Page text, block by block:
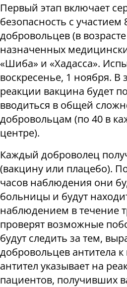
Первый этап включает
безопасность с участием
добровольцев (в
назначенных
«Шиба» и «Хадасса».
воскресенье, 1 ноября. В
реакции вакцина будет
вводиться в общей
добровольцам (по 40 в
центре).
Каждый доброволец
(вакцину или плацебо).
часов наблюдения они
больницы и будут
наблюдением в течение
проверят возможные
будут следить за тем,
добровольцев антитела к
антител указывает на
пациентов, получивших